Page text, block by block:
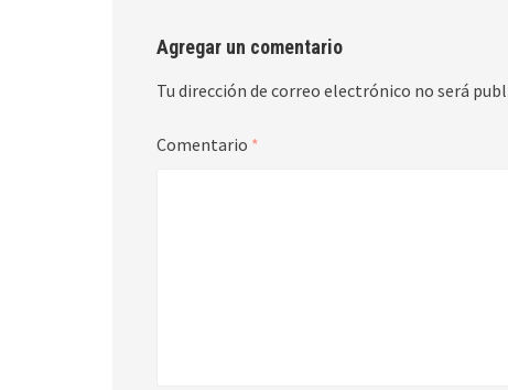
Agregar un comentario
Tu dirección de correo electrónico no será
Comentario *